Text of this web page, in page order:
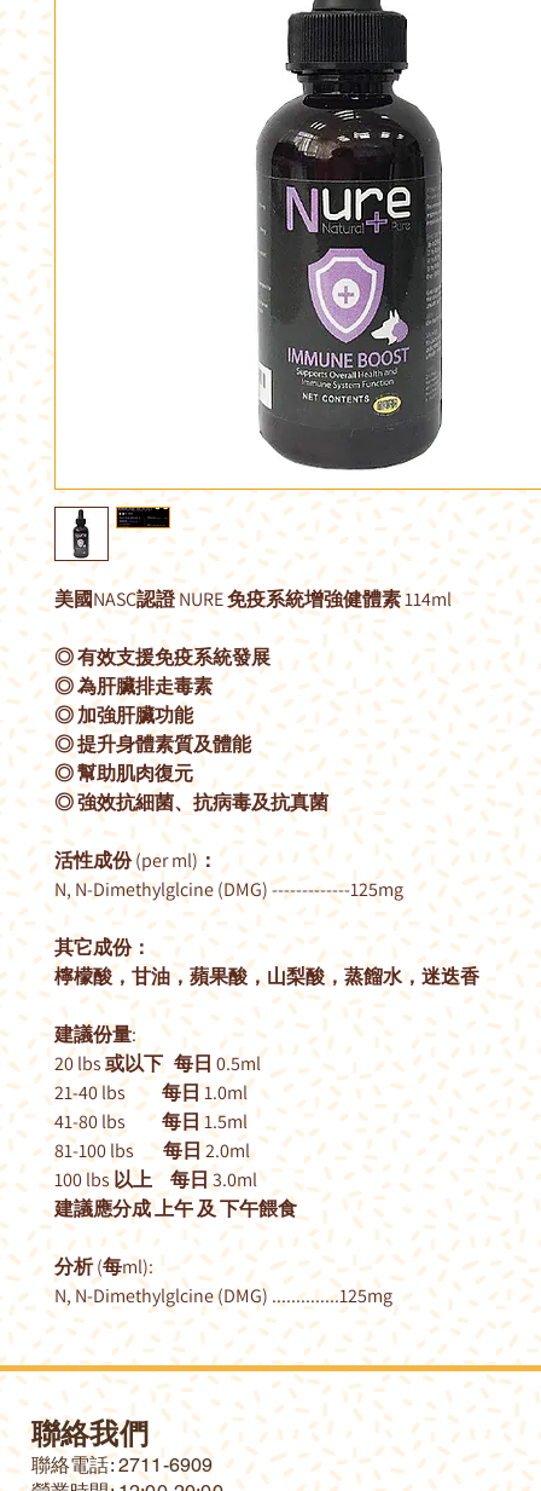
美國NASC認證 NURE 免疫系統增強健體素 114ml
◎ 有效支援免疫系統發展
◎ 為肝臟排走毒素
◎ 加強肝臟功能
◎ 提升身體素質及體能
◎ 幫助肌肉復元
◎ 強效抗細菌、抗病毒及抗真菌
活性成份 (per ml)：
N, N-Dimethylglcine (DMG) -------------125mg
其它成份：
檸檬酸，甘油，蘋果酸，山梨酸，蒸餾水，迷迭香
建議份量:
20 lbs 或以下 每日 0.5ml
21-40 lbs 每日 1.0ml
41-80 lbs 每日 1.5ml
81-100 lbs 每日 2.0ml
100 lbs 以上 每日 3.0ml
建議應分成 上午 及 下午餵食
分析 (每ml):
N, N-Dimethylglcine (DMG) ..............125mg
聯絡我們
​聯絡電話: 2711-6909